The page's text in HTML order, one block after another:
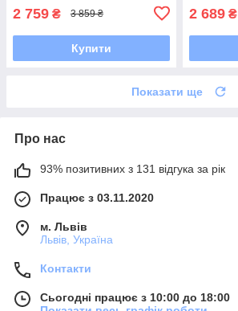
2 759 ₴ 3 859 ₴
Купити
2 689 ₴
Показати ще
Про нас
93% позитивних з 131 відгука за рік
Працює з 03.11.2020
м. Львів
Львів, Україна
Контакти
Сьогодні працює з 10:00 до 18:00